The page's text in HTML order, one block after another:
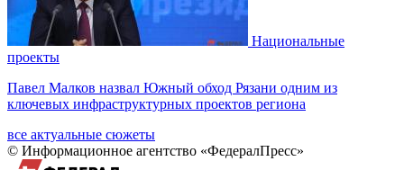
Национальные
проекты
Павел Малков назвал Южный обход Рязани одним из
ключевых инфраструктурных проектов региона
все актуальные сюжеты
© Информационное агентство «ФедералПресс»